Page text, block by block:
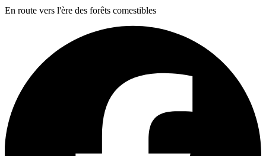
En route vers l'ère des forêts comestibles